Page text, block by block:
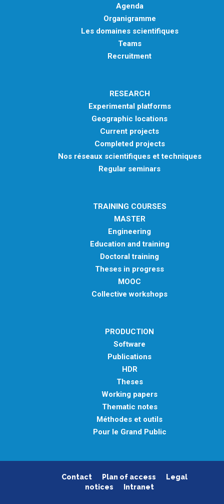
Agenda
Organigramme
Les domaines scientifiques
Teams
Recruitment
RESEARCH
Experimental platforms
Geographic locations
Current projects
Completed projects
Nos réseaux scientifiques et techniques
Regular seminars
TRAINING COURSES
MASTER
Engineering
Education and training
Doctoral training
Theses in progress
MOOC
Collective workshops
PRODUCTION
Software
Publications
HDR
Theses
Working papers
Thematic notes
Méthodes et outils
Pour le Grand Public
Contact Plan of access
Legal
notices
Intranet